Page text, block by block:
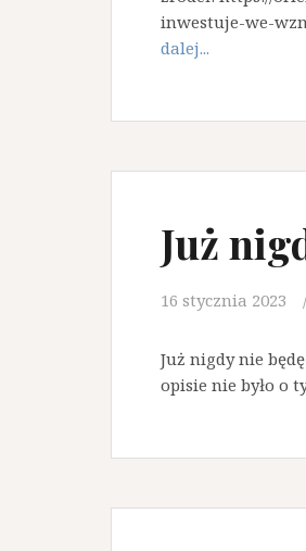
inwestuje-we-
dalej...
Już
16 stycznia 2023
Już nigdy nie
opisie nie było o